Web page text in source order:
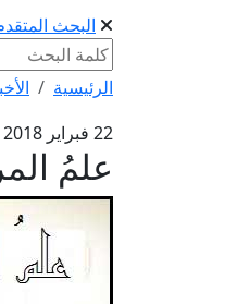
البحث
الرئيسية
22 فبراير 2018 م
علمُ